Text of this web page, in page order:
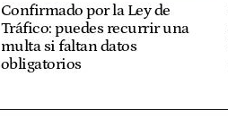
Confirmado por la Ley de
Tráfico: puedes recurrir una
multa si faltan datos
obligatorios